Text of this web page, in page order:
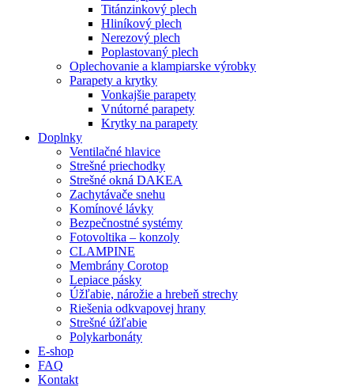
Titánzinkový plech
Hliníkový plech
Nerezový plech
Poplastovaný plech
Oplechovanie a klampiarske výrobky
Parapety a krytky
Vonkajšie parapety
Vnútorné parapety
Krytky na parapety
Doplnky
Ventilačné hlavice
Strešné priechodky
Strešné okná DAKEA
Zachytávače snehu
Komínové lávky
Bezpečnostné systémy
Fotovoltika – konzoly
CLAMPINE
Membrány Corotop
Lepiace pásky
Úžľabie, nárožie a hrebeň strechy
Riešenia odkvapovej hrany
Strešné úžľabie
Polykarbonáty
E-shop
FAQ
Kontakt